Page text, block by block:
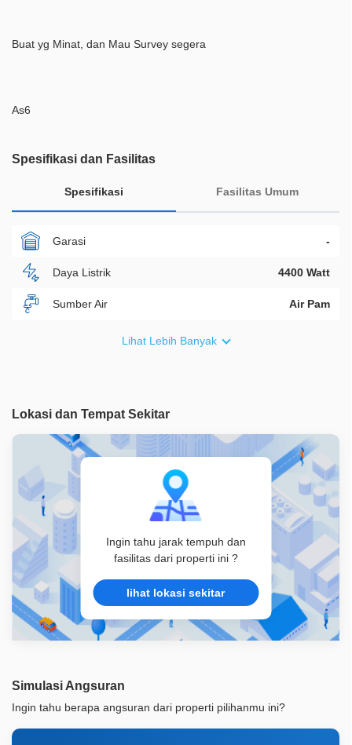
Buat yg Minat, dan Mau Survey segera
As6
Spesifikasi dan Fasilitas
Spesifikasi Fasilitas Umum
Garasi -
Daya Listrik 4400 Watt
Sumber Air Air Pam
Lihat Lebih Banyak
Lokasi dan Tempat Sekitar
Ingin tahu jarak tempuh dan
fasilitas dari properti ini ?
lihat lokasi sekitar
Simulasi Angsuran
Ingin tahu berapa angsuran dari properti pilihanmu ini?